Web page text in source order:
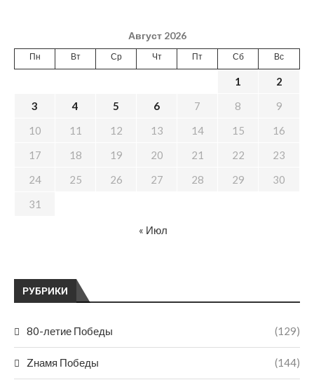
РУБРИКИ
80-летие Победы (129)
Zнамя Победы (144)
Август 2026
Пн Вт Ср Чт Пт Сб Вс
1
2
3
4 5 6 7 8
9
10
11 12 13 14 15
16
17
18 19 20 21 22
23
24
25 26 27 28 29
30
31
« Июл